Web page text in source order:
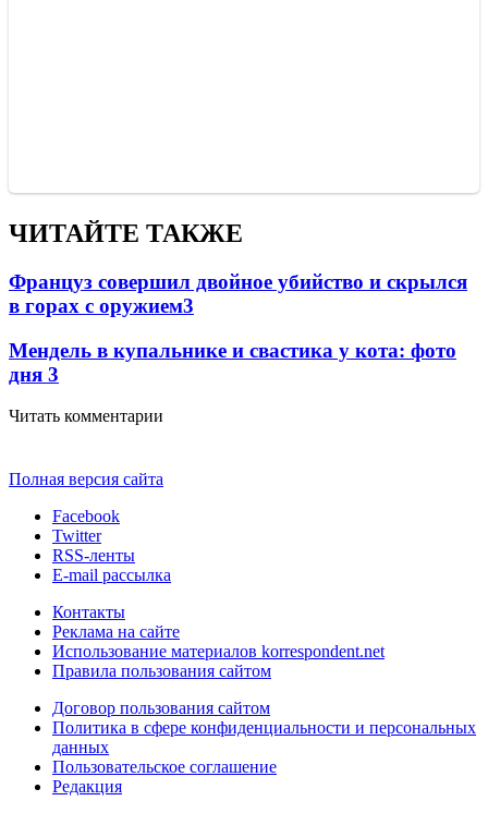
ЧИТАЙТЕ ТАКЖЕ
Француз совершил двойное убийство и скрылся
в горах с оружием3
Мендель в купальнике и свастика у кота: фото
дня 3
Читать комментарии
Полная версия сайта
Facebook
Twitter
RSS-ленты
E-mail рассылка
Контакты
Реклама на сайте
Использование материалов korrespondent.net
Правила пользования сайтом
Договор пользования сайтом
Политика в сфере конфиденциальности и персональных
данных
Пользовательское соглашение
Редакция